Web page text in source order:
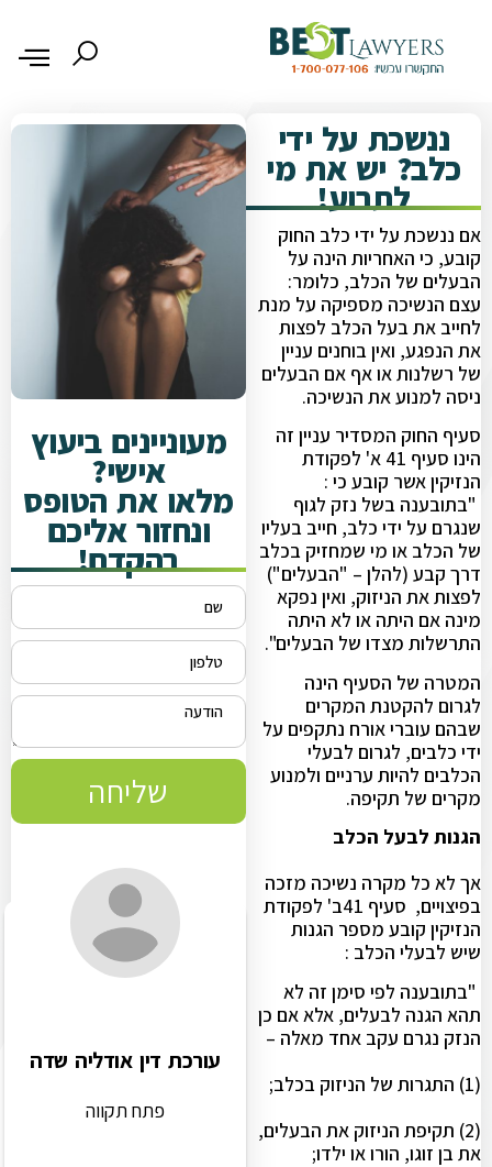
ננשכת על ידי
כלב? יש את מי
לתבוע!
אם ננשכת על ידי כלב החוק
קובע, כי האחריות הינה על
הבעלים של הכלב, כלומר:
עצם הנשיכה מספיקה על מנת
לחייב את בעל הכלב לפצות
את הנפגע, ואין בוחנים עניין
של רשלנות או אף אם הבעלים
ניסה למנוע את הנשיכה.
סעיף החוק המסדיר עניין זה
הינו סעיף 41 א' לפקודת
הנזיקין אשר קובע כי :
"בתובענה בשל נזק לגוף
שנגרם על ידי כלב, חייב בעליו
של הכלב או מי שמחזיק בכלב
דרך קבע (להלן – "הבעלים")
לפצות את הניזוק, ואין נפקא
מינה אם היתה או לא היתה
התרשלות מצדו של הבעלים".
המטרה של הסעיף הינה
לגרום להקטנת המקרים
שבהם עוברי אורח נתקפים על
ידי כלבים, לגרום לבעלי
הכלבים להיות ערניים ולמנוע
מקרים של תקיפה.
הגנות לבעל הכלב
אך לא כל מקרה נשיכה מזכה
בפיצויים, סעיף 41ב' לפקודת
הנזיקין קובע מספר הגנות
שיש לבעלי הכלב :
"בתובענה לפי סימן זה לא
תהא הגנה לבעלים, אלא אם כן
הנזק נגרם עקב אחד מאלה –
(2) תקיפת הניזוק את הבעלים,
את בן זוגו, הורו או ילדו;
מעוניינים ביעוץ
אישי?
מלאו את הטופס
ונחזור אליכם
בהקדם!
שליחה
עורכת דין אודליה שדה
פתח תקווה